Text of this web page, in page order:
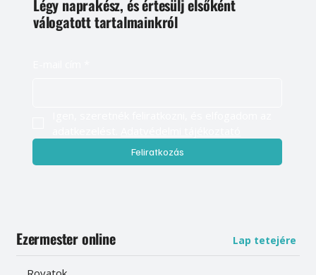
Légy naprakész, és értesülj elsőként
válogatott tartalmainkról
Feliratkozás
Ezermester online Lap tetejére